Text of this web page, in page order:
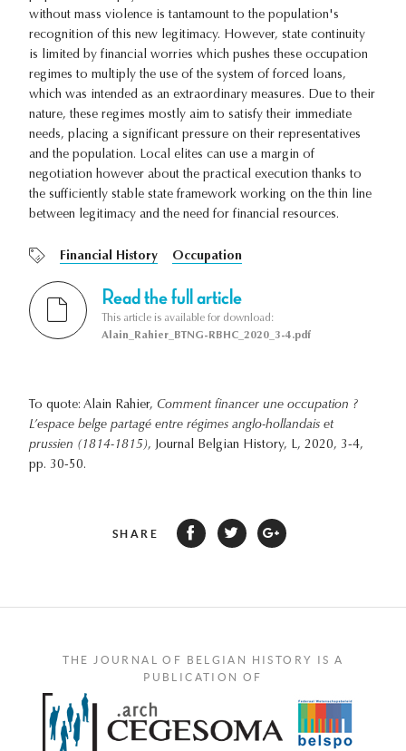
without mass violence is tantamount to the population's
recognition of this new legitimacy. However, state continuity
is limited by financial worries which pushes these occupation
regimes to multiply the use of the system of forced loans,
which was intended as an extraordinary measures. Due to their
nature, these regimes mostly aim to satisfy their immediate
needs, placing a significant pressure on their representatives
and the population. Local elites can use a margin of
negotiation however about the practical execution thanks to
the sufficiently stable state framework working on the thin line
between legitimacy and the need for financial resources.
Financial History Occupation
Read the full article
This article is available for download:
Alain_Rahier_BTNG-RBHC_2020_3-4.pdf
To quote: Alain Rahier, Comment financer une occupation ?
L’espace belge partagé entre régimes anglo-hollandais et
prussien (1814-1815), Journal Belgian History, L, 2020, 3-4,
pp. 30-50.
SHARE
THE JOURNAL OF BELGIAN HISTORY IS A
PUBLICATION OF